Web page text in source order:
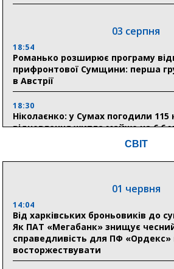
03 серпня
18:54
Романько розширює програму
прифронтової Сумщини: перша
в Австрії
18:30
Ніколаєнко: у Сумах погодили 115
відновлення житла майже на 6,6
31 липня
До 19 400 гривень на паливо:
Сумщини пояснив, як отримати
17:52
«Укрексімбанк» припиняє виплату
Пенсійному фонді Сумщини
людям
СВІТ
01 червня
14:04
Від харківських броньовиків до
Як ПАТ «Мегабанк» знищує
справедливість для ПФ «Ордекс»
восторжествувати